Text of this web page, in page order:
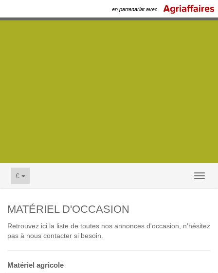
en partenariat avec
€
MATÉRIEL D'OCCASION
Retrouvez ici la liste de toutes nos annonces d'occasion, n’hésitez
pas à nous contacter si besoin.
Matériel agricole